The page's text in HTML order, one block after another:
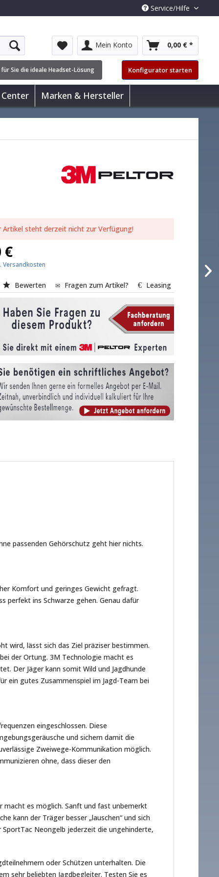
Service/Hilfe
Mein Konto 0,00 € *
Sie die ideale Headset-Lösung Konfigurator starten
Marken & Hersteller
Artikel steht derzeit nicht zur Verfügung!
€
Versandkosten
Bewerten Fragen zum Artikel? Leasing
passenden Gehörschutz geht hier nichts.
Komfort und geringes Gewicht gefragt.
perfekt ins Schwarze gehen. Genau dafür
wird, lässt sich das Ziel präziser bestimmen.
der Ortung. 3M Technologie macht es
Der Jäger kann somit Wild und Jagdhunde
ein gutes Zusammenspiel im Jagd-Team bei
eingeschlossen. Diese
und sichern damit die
Zweiwege-Kommunikation möglich.
ohne, dass dieser den
macht es möglich. Sanft und fast unbemerkt
kann der Träger besser „lauschen“ und sich
Neongelb jederzeit die ungehinderte,
oder Schützen unterhalten. Die
sehr beliebten Jagdbegleiter. Testen Sie es